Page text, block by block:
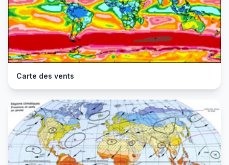
Carte des vents